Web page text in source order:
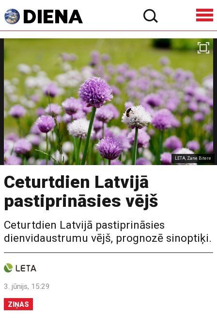
LETA, Zane Bitere
Ceturtdien Latvijā
pastiprināsies vējš
Ceturtdien Latvijā pastiprināsies
dienvidaustrumu vējš, prognozē sinoptiķi.
3. jūnijs, 15:29
ZIŅAS